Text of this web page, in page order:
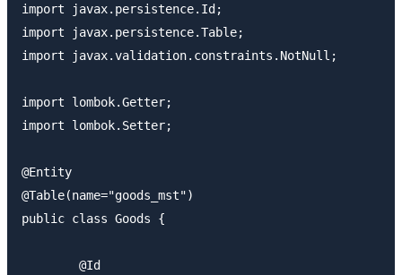
import javax.persistence.Id;
import javax.persistence.Table;
import javax.validation.constraints.NotNull;
import lombok.Getter;
import lombok.Setter;
@Entity
@Table(name="goods_mst")
public class Goods {